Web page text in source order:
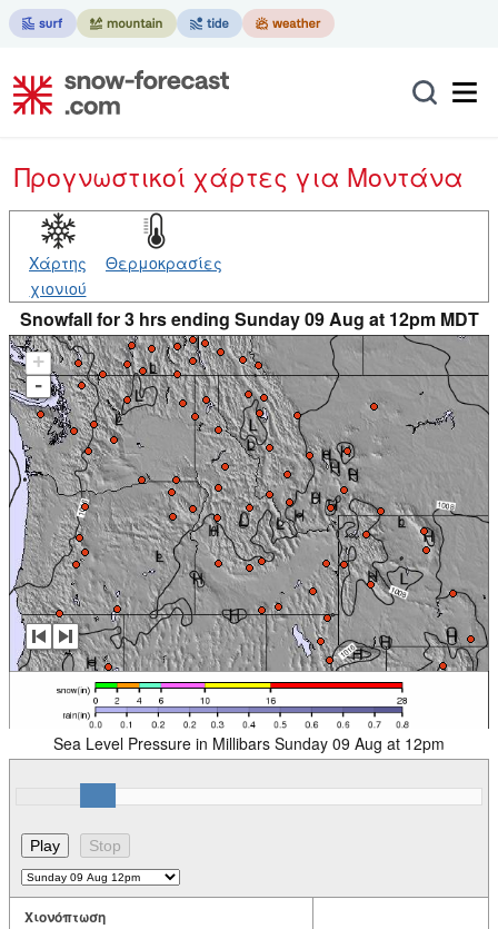
Προγνωστικοί χάρτες για Μοντάνα
Χάρτης
χιονιού
Θερμοκρασίες
Snowfall for 3 hrs ending Sunday 09 Aug at 12pm MDT
+
-
Sea Level Pressure in Millibars Sunday 09 Aug at 12pm
Χιονόπτωση